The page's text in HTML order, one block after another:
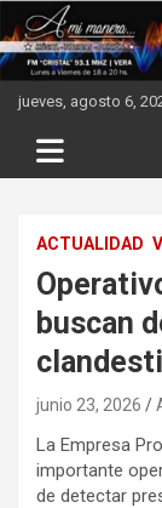
to
content
jueves, agosto 6,
ACTUALIDAD
buscan
junio 23, 2026
La Empresa
importante
de detectar